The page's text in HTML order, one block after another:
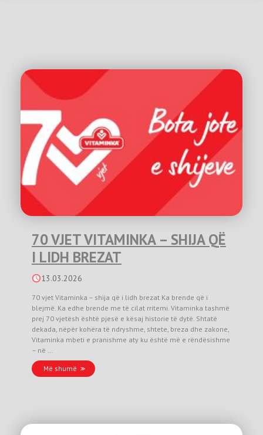
70 VJET VITAMINKA – SHIJA QË
I LIDH BREZAT
13.03.2026
70 vjet Vitaminka – shija që i lidh brezat Ka brende që i
blejmë. Ka edhe brende me të cilat rritemi. Vitaminka tashmë
prej 70 vjetësh është pjesë e kësaj historie të dytë. Shtatë
dekada, nëpër kohëra të ndryshme, shtete, breza dhe zakone,
Vitaminka mbeti e pranishme aty ku është më e rëndësishme
– në …
Më shumë